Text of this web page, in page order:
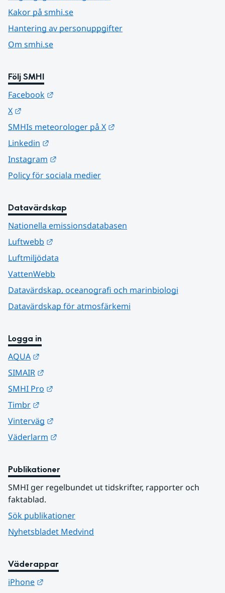
Kakor på smhi.se
Hantering av personuppgifter
Om smhi.se
Följ SMHI
Facebook
X
SMHIs meteorologer på X
Linkedin
Instagram
Policy för sociala medier
Datavärdskap
Nationella emissionsdatabasen
Luftwebb
Luftmiljödata
VattenWebb
Datavärdskap, oceanografi och marinbiologi
Datavärdskap för atmosfärkemi
Logga in
AQUA
SIMAIR
SMHI Pro
Timbr
Vinterväg
Väderlarm
Publikationer
SMHI ger regelbundet ut tidskrifter, rapporter och
faktablad.
Sök publikationer
Nyhetsbladet Medvind
Väderappar
iPhone